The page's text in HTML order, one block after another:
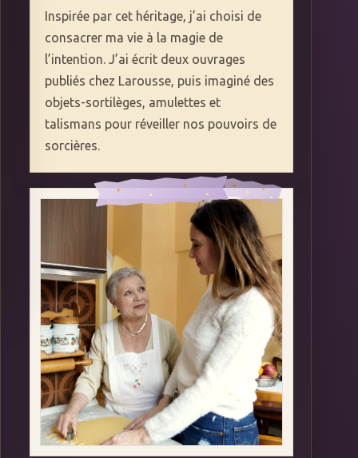
Inspirée par cet héritage, j’ai choisi de
consacrer ma vie à la magie de
l’intention. J’ai écrit deux ouvrages
publiés chez Larousse, puis imaginé des
objets-sortilèges, amulettes et
talismans pour réveiller nos pouvoirs de
sorcières.